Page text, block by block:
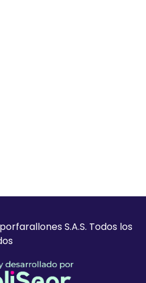
S.A.S. Todos los